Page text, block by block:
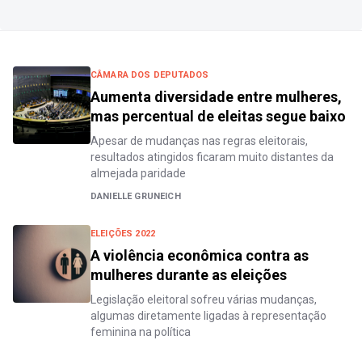
CÂMARA DOS DEPUTADOS
Aumenta diversidade entre mulheres,
mas percentual de eleitas segue baixo
Apesar de mudanças nas regras eleitorais,
resultados atingidos ficaram muito distantes da
almejada paridade
DANIELLE GRUNEICH
ELEIÇÕES 2022
A violência econômica contra as
mulheres durante as eleições
Legislação eleitoral sofreu várias mudanças,
algumas diretamente ligadas à representação
feminina na política